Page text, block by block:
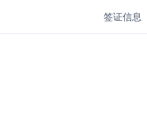
签证信息